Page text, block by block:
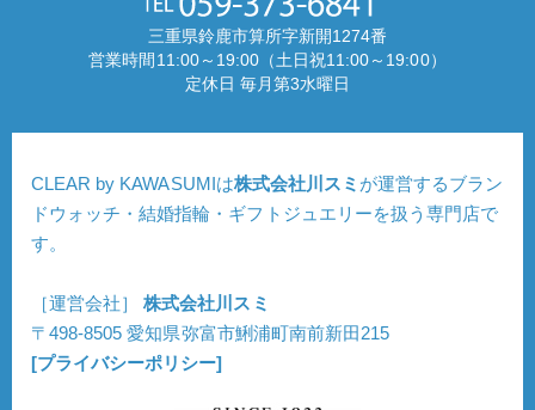
三重県鈴鹿市算所字新開1274番
営業時間11:00～19:00（土日祝11:00～19:00）
定休日 毎月第3水曜日
CLEAR by KAWASUMIは株式会社川スミ が運営するブラン
ドウォッチ・結婚指輪・ギフトジュエリーを扱う専門店で
す。
［運営会社］株式会社川スミ
〒498-8505 愛知県弥富市鯏浦町南前新田215
[プライバシーポリシー]